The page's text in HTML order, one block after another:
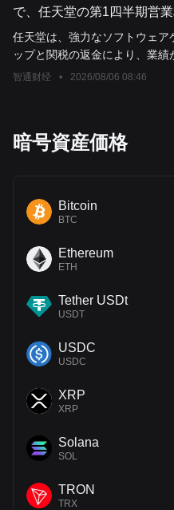
で、任天堂の第1四半期営
幅に上回る150%急増、しか
のコストおよび販売台数の
任天堂は、強力なソフトウェア
ップと関税の返金により、業績
した。
智通财经 • 2026/08/06 08:46
暗号資産価格
Bitcoin
BTC
Ethereum
ETH
Tether USDt
USDT
USDC
USDC
XRP
XRP
Solana
SOL
TRON
TRX